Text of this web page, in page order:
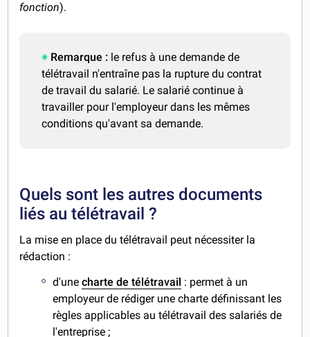
fonction).
Remarque : le refus à une demande de
télétravail n'entraîne pas la rupture du contrat
de travail du salarié. Le salarié continue à
travailler pour l'employeur dans les mêmes
conditions qu'avant sa demande.
Quels sont les autres documents
liés au télétravail ?
La mise en place du télétravail peut nécessiter la
rédaction :
d'unecharte de télétravail : permet à un
employeur de rédiger une charte définissant les
règles applicables au télétravail des salariés de
l'entreprise ;